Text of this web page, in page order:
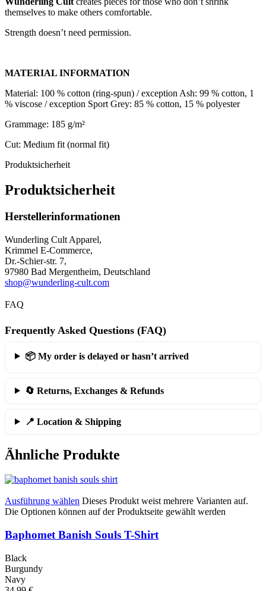
themselves to make others comfortable.
Strength doesn’t need permission.
MATERIAL INFORMATION
Material: 100 % cotton (ring-spun) / exception Ash: 99 % cotton, 1
% viscose / exception Sport Grey: 85 % cotton, 15 % polyester
Grammage: 185 g/m²
Cut: Medium fit (normal fit)
Produktsicherheit
Produktsicherheit
Herstellerinformationen
Wunderling Cult Apparel,
Krimmel E-Commerce,
Dr.-Schier-str. 7,
97980 Bad Mergentheim, Deutschland
shop@wunderling-cult.com
FAQ
Frequently Asked Questions (FAQ)
📦 My order is delayed or hasn’t arrived
🔄 Returns, Exchanges & Refunds
📍 Location & Shipping
Ähnliche Produkte
Ausführung wählen Dieses Produkt weist mehrere Varianten auf.
Die Optionen können auf der Produktseite gewählt werden
Baphomet Banish Souls T-Shirt
Black
Burgundy
Navy